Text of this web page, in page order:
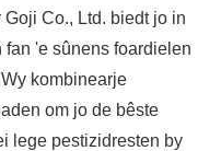
Co., Ltd. biedt jo in
'e sûnens foardielen
kombinearje
om jo de bêste
lege pestizidresten by